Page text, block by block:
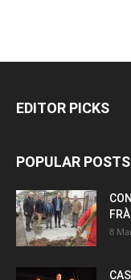
EDITOR PICKS
POPULAR POSTS
8